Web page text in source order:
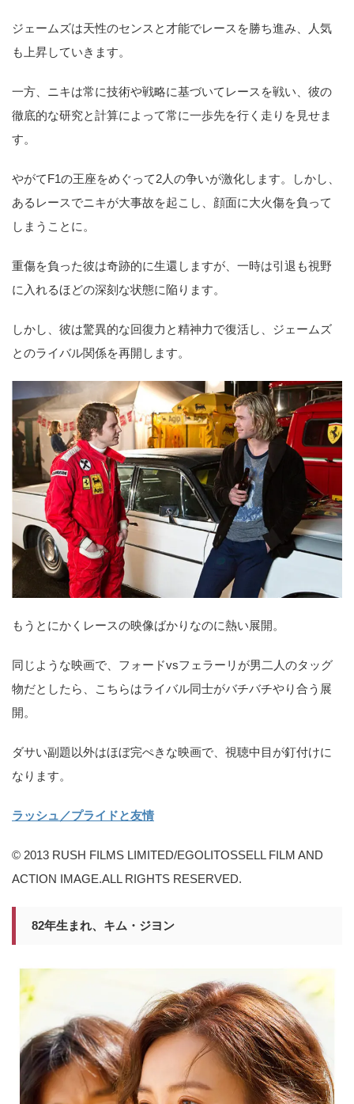
ジェームズは天性のセンスと才能でレースを勝ち進み、人気
も上昇していきます。
一方、ニキは常に技術や戦略に基づいてレースを戦い、彼の
徹底的な研究と計算によって常に一歩先を行く走りを見せま
す。
やがてF1の王座をめぐって2人の争いが激化します。しかし、
あるレースでニキが大事故を起こし、顔面に大火傷を負って
しまうことに。
重傷を負った彼は奇跡的に生還しますが、一時は引退も視野
に入れるほどの深刻な状態に陥ります。
しかし、彼は驚異的な回復力と精神力で復活し、ジェームズ
とのライバル関係を再開します。
もうとにかくレースの映像ばかりなのに熱い展開。
同じような映画で、フォードvsフェラーリが男二人のタッグ
物だとしたら、こちらはライバル同士がバチバチやり合う展
開。
ダサい副題以外はほぼ完ぺきな映画で、視聴中目が釘付けに
なります。
ラッシュ／プライドと友情
© 2013 RUSH FILMS LIMITED/EGOLITOSSELL FILM AND
ACTION IMAGE.ALL RIGHTS RESERVED.
82年生まれ、キム・ジヨン